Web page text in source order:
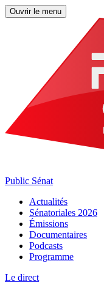
Ouvrir le menu
Public Sénat
Actualités
Sénatoriales 2026
Émissions
Documentaires
Podcasts
Programme
Le direct